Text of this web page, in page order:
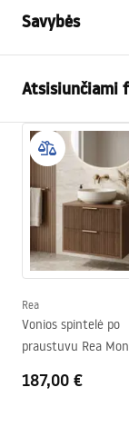
Savybės
Montavimo būdas
Medžiaga
Aukštis
Plotis
Gylis
Atsisiunčiami
Garantijos
_24.pdf
manual.pdf
Manual
Rea
Vonios spintelė po
praustuvu Rea
187,00 €